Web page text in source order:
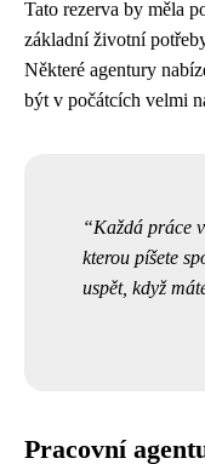
Tato rezerva by měla
základní životní
Některé agentury
být v počátcích velmi
Každá práce
kterou píšete
uspět, když
Pracovní